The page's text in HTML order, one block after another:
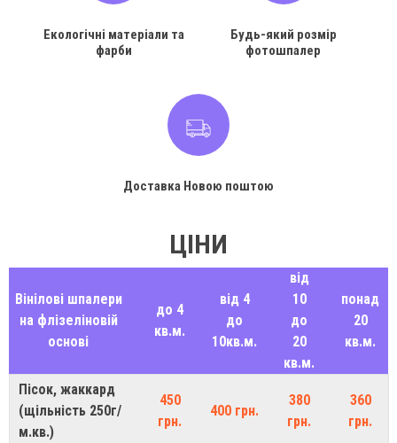
Екологічні матеріали та
фарби
Будь-який розмір
фотошпалер
Доставка Новою поштою
ЦІНИ
Вінілові шпалери
на флізеліновій
основі
до 4
кв.м.
від 4
до
10кв.м.
від
10
до
20
кв.м.
понад
20
кв.м.
Пісок, жаккард
(щільність 250г/
м.кв.)
450
грн.
400 грн.
380
грн.
360
грн.